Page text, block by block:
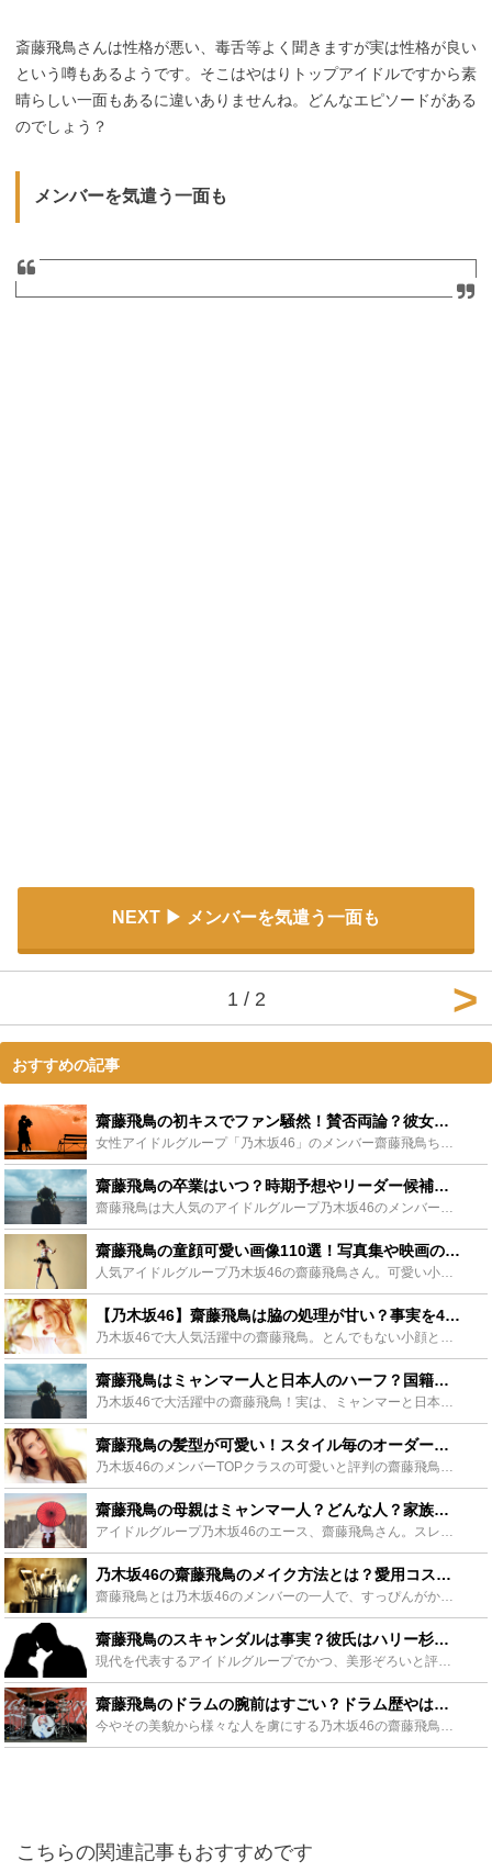
斎藤飛鳥さんは性格が悪い、毒舌等よく聞きますが実は性格が良い
という噂もあるようです。そこはやはりトップアイドルですから素
晴らしい一面もあるに違いありませんね。どんなエピソードがある
のでしょう？
メンバーを気遣う一面も
NEXT メンバーを気遣う一面も
1 / 2
おすすめの記事
齋藤飛鳥の初キスでファン騒然！賛否両論？彼女の恋愛観は？ - Leisurego(レジャーゴー)
女性アイドルグループ「乃木坂46」のメンバー齋藤飛鳥ちゃん。デビュー以来、歌手や女優として活躍し、2018年に公開された恋愛映画「あの頃、君を追いかけた」では、俳優の山田裕貴さんとのキスシーンが話題...
齋藤飛鳥の卒業はいつ？時期予想やリーダー候補の噂についても解説 - Leisurego(レジャーゴー)
齋藤飛鳥は大人気のアイドルグループ乃木坂46のメンバーです。現在乃木坂46は卒業ラッシュを迎えていますが、齋藤飛鳥が卒業する予定はあるのでしょうか。この記事では、齋藤飛鳥の卒業予想やリーダー候補の噂...
齋藤飛鳥の童顔可愛い画像110選！写真集や映画の紹介も - Leisurego(レジャーゴー)
人気アイドルグループ乃木坂46の齋藤飛鳥さん。可愛い小顔で画像、動画、写真など、どれに写っている姿も愛らしいですね。また、彼女はアイドルだけでなく、ファッションモデル、映画等に出演する女優でもありま...
【乃木坂46】齋藤飛鳥は脇の処理が甘い？事実を4K高画質で確認 - Leisurego(レジャーゴー)
乃木坂46で大人気活躍中の齋藤飛鳥。とんでもない小顔と整った顔立ちから乃木坂46の中でもかなり有名なアイドルです。そんな齋藤飛鳥の脇の毛の剃り残しが発覚してしまいました。この記事では齋藤飛鳥の脇の処...
齋藤飛鳥はミャンマー人と日本人のハーフ？国籍は？母親は外国人？ - Leisurego(レジャーゴー)
乃木坂46で大活躍中の齋藤飛鳥！実は、ミャンマーと日本のハーフ！小顔すぎると話題に！その理由はミャンマーとのハーフだから？そして齋藤飛鳥は芸名？本名？ミャンマーとのハーフである彼女の本名や家族につい...
齋藤飛鳥の髪型が可愛い！スタイル毎のオーダー方法やセット方法を紹介 - Leisurego(レジャーゴー)
乃木坂46のメンバーTOPクラスの可愛いと評判の齋藤飛鳥さんですが、新シングルごとの髪型が可愛いと評判になっています。この記事では齋藤飛鳥さんの可愛い髪型についてオーダー方法やセットのコツについて画...
齋藤飛鳥の母親はミャンマー人？どんな人？家族の情報も！ - Leisurego(レジャーゴー)
アイドルグループ乃木坂46のエース、齋藤飛鳥さん。スレンダーでバランスの良いスタイルと小顔はミャンマー人のお母さんからの遺伝なのでしょうか。また、齋藤飛鳥さんのお父さんや、兄弟姉妹の情報はあるのでし...
乃木坂46の齋藤飛鳥のメイク方法とは？愛用コスメやメイクポイントも - Leisurego(レジャーゴー)
齋藤飛鳥とは乃木坂46のメンバーの一人で、すっぴんがかわいいと言われています。また齋藤飛鳥はメイクの腕や愛用しているコスメでも有名で、多くの女性ファンが支持しています。さらにモデル業もこなすマルチタ...
齋藤飛鳥のスキャンダルは事実？彼氏はハリー杉山？安蘭けい？高橋健介？ - Leisurego(レジャーゴー)
現代を代表するアイドルグループでかつ、美形ぞろいと評される「乃木坂46」に所属する齋藤飛鳥さんは抜群のルックスで人気を博しています。気になるのは、そんな人気者の齋藤飛鳥さんの彼氏情報ではないでしょう...
齋藤飛鳥のドラムの腕前はすごい？ドラム歴やはじめたきっかけも紹介！ - Leisurego(レジャーゴー)
今やその美貌から様々な人を虜にする乃木坂46の齋藤飛鳥さん。モデルや女優としてもマルチに活躍する中、テレビやライブで特技であるドラムを披露し、その腕前が話題となりました。そんな齋藤飛鳥さんのドラム歴...
こちらの関連記事もおすすめです